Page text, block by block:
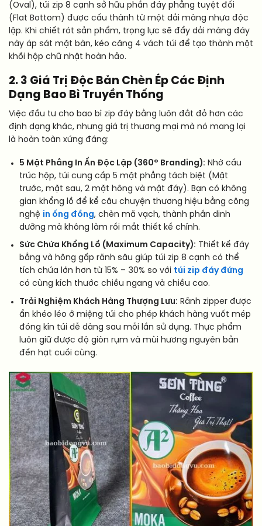
(Oval), túi zip 8 cạnh sở hữu phần đáy phẳng tuyệt đối
(Flat Bottom) được cấu thành từ một dải màng nhựa độc
lập. Khi chiết rót sản phẩm, trọng lực sẽ đẩy dải màng đáy
này áp sát mặt bàn, kéo căng 4 vách túi để tạo thành một
khối hộp chữ nhật hoàn hảo.
2. 3 Giá Trị Độc Bản Chèn Ép Các Định
Dạng Bao Bì Truyền Thống
Việc đầu tư cho bao bì zip đáy bằng luôn đắt đỏ hơn các
định dạng khác, nhưng giá trị thương mại mà nó mang lại
là hoàn toàn xứng đáng:
5 Mặt Phẳng In Ấn Độc Lập (360° Branding): Nhờ cấu
trúc hộp, túi cung cấp 5 mặt phẳng tách biệt (Mặt
trước, mặt sau, 2 mặt hông và mặt đáy). Bạn có không
gian khổng lồ để kể câu chuyện thương hiệu bằng công
nghệ in ống đồng, chèn mã vạch, thành phần dinh
dưỡng mà không làm rối mắt thiết kế chính.
Sức Chứa Khổng Lồ (Maximum Capacity): Thiết kế đáy
bằng và hông gấp rãnh sâu giúp túi zip 8 cạnh có thể
tích chứa lớn hơn từ 15% – 30% so với túi zip đáy đứng
có cùng kích thước chiều ngang và chiều cao.
Trải Nghiệm Khách Hàng Thượng Lưu: Rãnh zipper được
ẩn khéo léo ở miệng túi cho phép khách hàng vuốt mép
đóng kín túi dễ dàng sau mỗi lần sử dụng. Thực phẩm
luôn giữ được độ giòn rụm và mùi hương nguyên bản
đến hạt cuối cùng.